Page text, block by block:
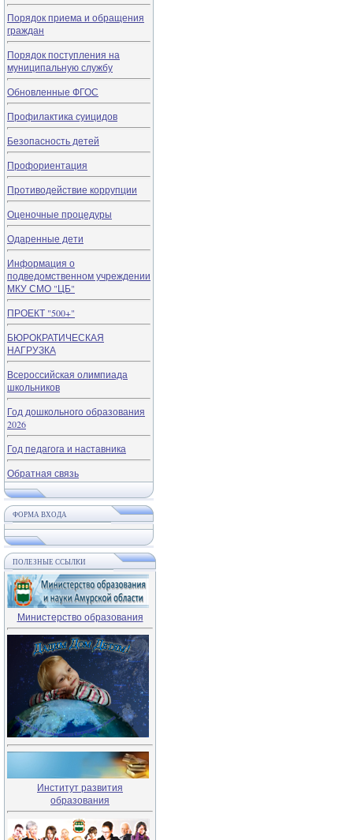
Порядок приема и обращения
граждан
Порядок поступления на
муниципальную службу
Обновленные ФГОС
Профилактика суицидов
Безопасность детей
Профориентация
Противодействие коррупции
Оценочные процедуры
Одаренные дети
Информация о
подведомственном учреждении
МКУ СМО "ЦБ"
ПРОЕКТ "500+"
БЮРОКРАТИЧЕСКАЯ
НАГРУЗКА
Всероссийская олимпиада
школьников
Год дошкольного образования
2026
Год педагога и наставника
Обратная связь
ФОРМА ВХОДА
ПОЛЕЗНЫЕ ССЫЛКИ
Министерство образования
Институт развития
образования